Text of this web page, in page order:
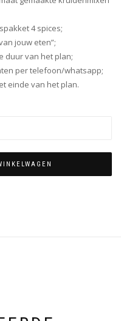
4 spices;
jouw eten”;
duur van het plan;
per telefoon/whatsapp;
einde van het plan.